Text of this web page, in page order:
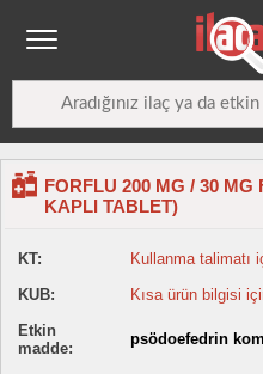
FORFLU 200 MG / 30
KAPLI TABLET)
KT:
Kullanma talimatı
KUB:
Kısa ürün bilgisi
Etkin
madde:
psödoefedrin